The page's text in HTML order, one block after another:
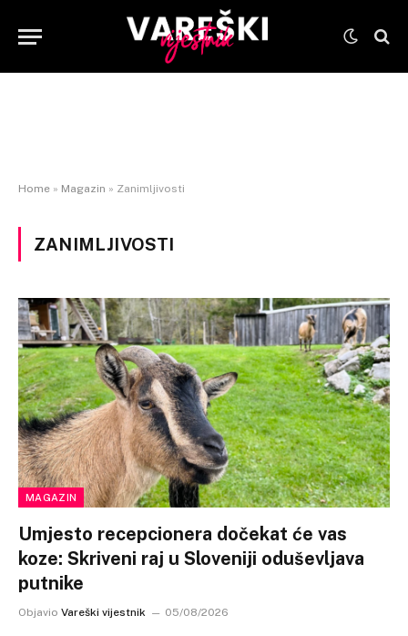
Home » Magazin » Zanimljivosti
ZANIMLJIVOSTI
MAGAZIN
Umjesto recepcionera dočekat će vas
koze: Skriveni raj u Sloveniji oduševljava
putnike
Objavio Vareški vijestnik 05/08/2026